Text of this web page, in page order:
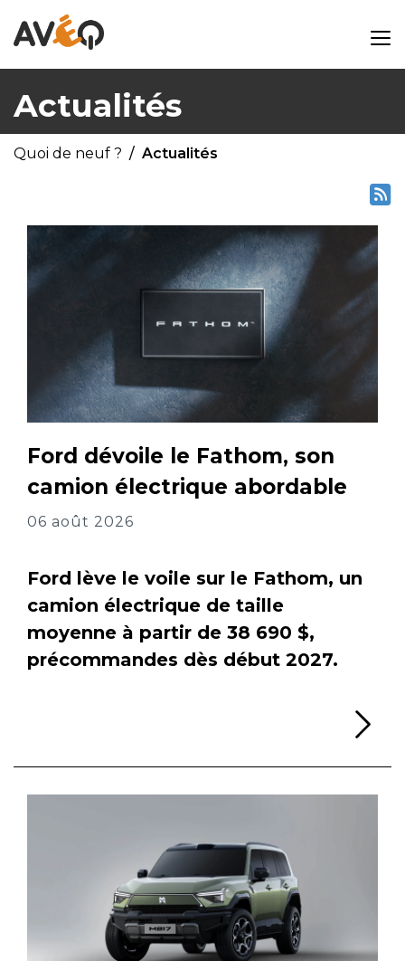
Actualités
Quoi de neuf ? Actualités
Ford dévoile le Fathom, son
camion électrique abordable
06 août 2026
Ford lève le voile sur le Fathom, un
camion électrique de taille
moyenne à partir de 38 690 $,
précommandes dès début 2027.